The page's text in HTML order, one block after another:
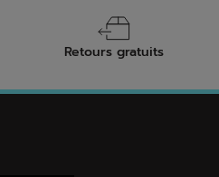
Retours gratuits